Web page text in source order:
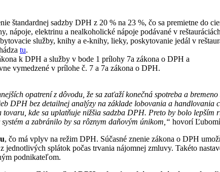
štandardnej sadzby DPH z 20 % na 23 %, čo sa premietne do
nápoje, elektrinu a nealkoholické nápoje podávané v
služby, knihy a e-knihy, lieky, poskytovanie jedál v
tu.
k DPH a služby v bode 1 prílohy 7a zákona o DPH a
vymedzené v prílohe č. 7 a 7a zákona o DPH.
opatrení z dôvodu, že sa zaťaží konečná spotreba a
DPH bez detailnej analýzy na základe lobovania a
kde sa uplatňuje nižšia sadzba DPH. Preto by bolo lepším
a zabránilo by sa rôznym daňovým únikom,“ hovorí
, čo má vplyv na režim DPH. Súčasné znenie zákona o DPH
splátok počas trvania nájomnej zmluvy. Takéto
podnikateľom.